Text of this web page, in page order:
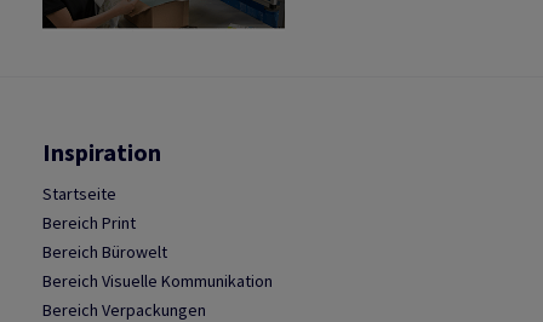
Inspiration
Startseite
Bereich Print
Bereich Bürowelt
Bereich Visuelle Kommunikation
Bereich Verpackungen